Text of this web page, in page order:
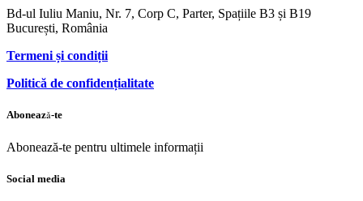
Bd-ul Iuliu Maniu, Nr. 7, Corp C, Parter, Spațiile B3 și B19
București, România
Termeni și condiții
Politică de confidențialitate
Abonează-te
Abonează-te pentru ultimele informații
Social media